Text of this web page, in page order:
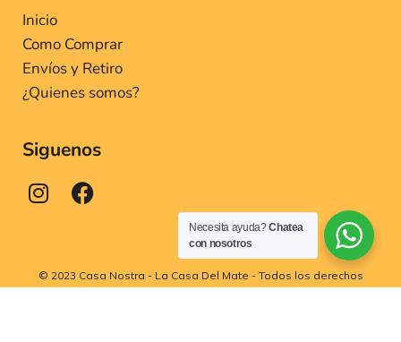
Inicio
Como Comprar
Envíos y Retiro
¿Quienes somos?
Siguenos
© 2023 Casa Nostra - La Casa Del Mate - Todos los derechos
Necesita ayuda?Chatea
con nosotros